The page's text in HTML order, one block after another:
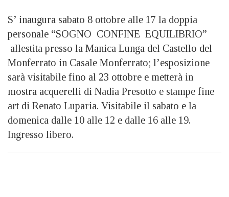
S’ inaugura sabato 8 ottobre alle 17 la doppia
personale “SOGNO CONFINE EQUILIBRIO”
allestita presso la Manica Lunga del Castello del
Monferrato in Casale Monferrato; l’esposizione
sarà visitabile fino al 23 ottobre e metterà in
mostra acquerelli di Nadia Presotto e stampe fine
art di Renato Luparia. Visitabile il sabato e la
domenica dalle 10 alle 12 e dalle 16 alle 19.
Ingresso libero.